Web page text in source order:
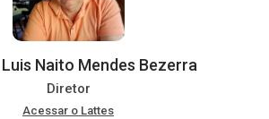
Luis Naito Mendes Bezerra
Diretor
Acessar o Lattes